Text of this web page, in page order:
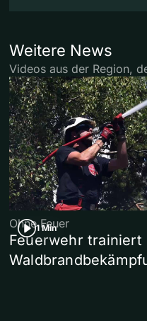
Weitere News
Videos aus der Region,
1 Min
Ohne Feuer
Feuerwehr trainiert